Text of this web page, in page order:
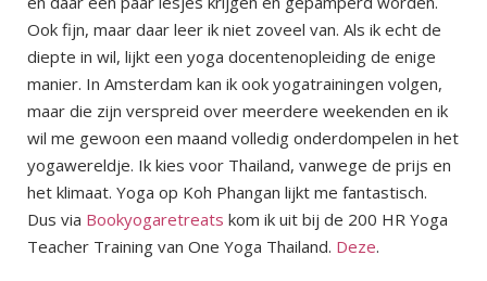
Ook fijn, maar daar leer ik niet zoveel van. Als ik echt de
diepte in wil, lijkt een yoga docentenopleiding de enige
manier. In Amsterdam kan ik ook yogatrainingen volgen,
maar die zijn verspreid over meerdere weekenden en ik
wil me gewoon een maand volledig onderdompelen in het
yogawereldje. Ik kies voor Thailand, vanwege de prijs en
het klimaat. Yoga op Koh Phangan lijkt me fantastisch.
Dus via Bookyogaretreats kom ik uit bij de 200 HR Yoga
Teacher Training van One Yoga Thailand. Deze.